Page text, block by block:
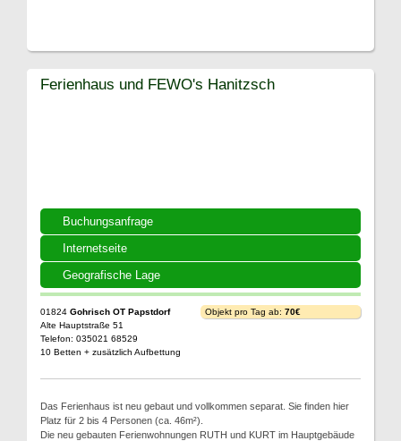
Buchungsanfrage
Internetseite
Geografische Lage
Ferienhaus und FEWO's Hanitzsch
01824 Gohrisch OT Papstdorf
Alte Hauptstraße 51
Telefon: 035021 68529
10 Betten + zusätzlich Aufbettung
Objekt pro Tag ab: 70€
Das Ferienhaus ist neu gebaut und vollkommen separat. Sie finden hier
Platz für 2 bis 4 Personen (ca. 46m²).
Die neu gebauten Ferienwohnungen RUTH und KURT im Hauptgebäude